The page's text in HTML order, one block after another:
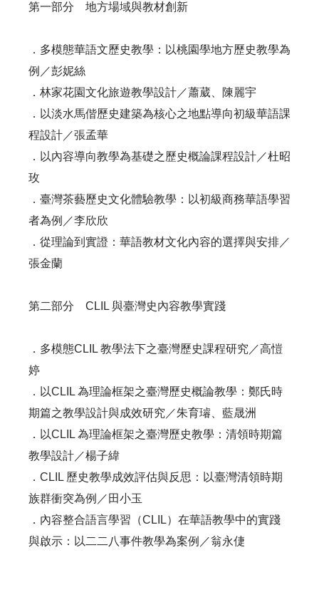
第一部分 地方場域與教材創新
．多模態華語文歷史教學：以桃園學地方歷史教學為
例／彭妮絲
．林家花園文化旅遊教學設計／蕭葳、陳麗宇
．以淡水馬偕歷史建築為核心之地點導向初級華語課
程設計／張孟華
．以內容導向教學為基礎之歷史概論課程設計／杜昭
玫
．臺灣茶藝歷史文化體驗教學：以初級商務華語學習
者為例／李欣欣
．從理論到實證：華語教材文化內容的選擇與安排／
張金蘭
第二部分 CLIL 與臺灣史內容教學實踐
．多模態CLIL 教學法下之臺灣歷史課程研究／高愷
婷
．以CLIL 為理論框架之臺灣歷史概論教學：鄭氏時
期篇之教學設計與成效研究／朱育璿、藍晟洲
．以CLIL 為理論框架之臺灣歷史教學：清領時期篇
教學設計／楊子緯
．CLIL 歷史教學成效評估與反思：以臺灣清領時期
族群衝突為例／田小玉
．內容整合語言學習（CLIL）在華語教學中的實踐
與啟示：以二二八事件教學為案例／翁永倢